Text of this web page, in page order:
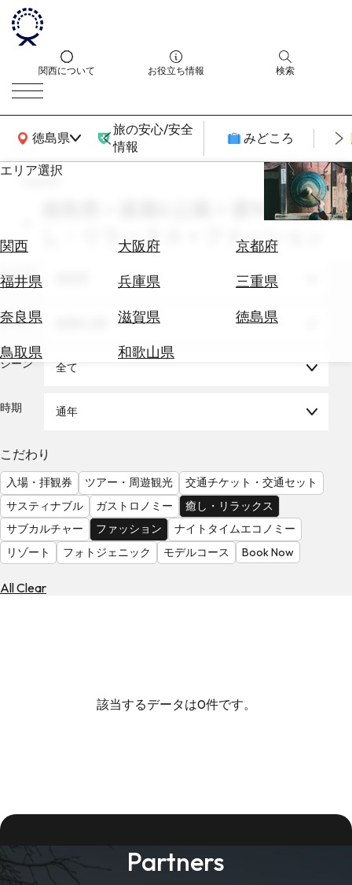
関西について お役立ち情報 検索
徳島県
関西広域MAP
旅の安心/安全
情報
みどころ
エリア選択
関西 大阪府
京都府
福井県
兵庫県
三重県
奈良県
滋賀県
徳島県
鳥取県
和歌山県
エ
券
テ
を
る
気
を
見
る
search
徳島県 × 庭園&公園 × 通年 × 癒
し・リラックス × ファッション
エリア
テーマ
シーン 全て
時期 通年
こだわり
入場・拝観券 ツアー・周遊観光
交通チケット・交通セット
サスティナブル
ガストロノミー
癒し・リラックス
サブカルチャー
ファッション
ナイトタイムエコノミー
リゾート
フォトジェニック モデルコース Book Now
All Clear
該当するデータは0件です。
Partners